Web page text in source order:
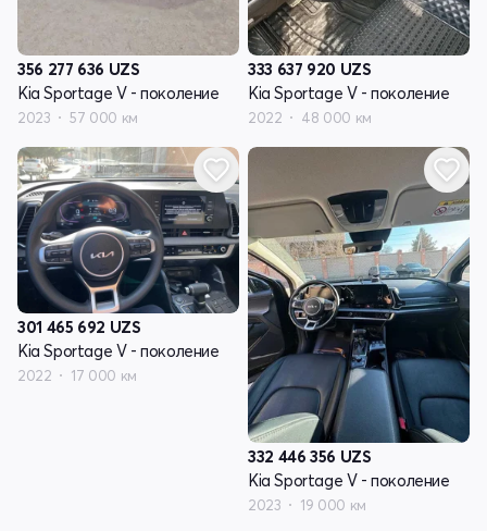
356 277 636 UZS
Kia Sportage V - поколение
2023 57 000 км
333 637 920 UZS
Kia Sportage V - поколение
2022 48 000 км
301 465 692 UZS
Kia Sportage V - поколение
2022 17 000 км
332 446 356 UZS
Kia Sportage V - поколение
2023 19 000 км